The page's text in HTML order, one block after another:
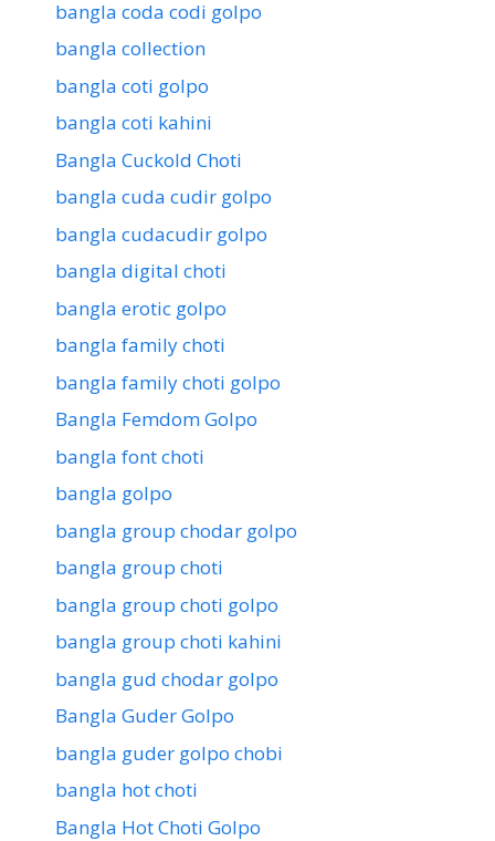
bangla coda codi golpo
bangla collection
bangla coti golpo
bangla coti kahini
Bangla Cuckold Choti
bangla cuda cudir golpo
bangla cudacudir golpo
bangla digital choti
bangla erotic golpo
bangla family choti
bangla family choti golpo
Bangla Femdom Golpo
bangla font choti
bangla golpo
bangla group chodar golpo
bangla group choti
bangla group choti golpo
bangla group choti kahini
bangla gud chodar golpo
Bangla Guder Golpo
bangla guder golpo chobi
bangla hot choti
Bangla Hot Choti Golpo